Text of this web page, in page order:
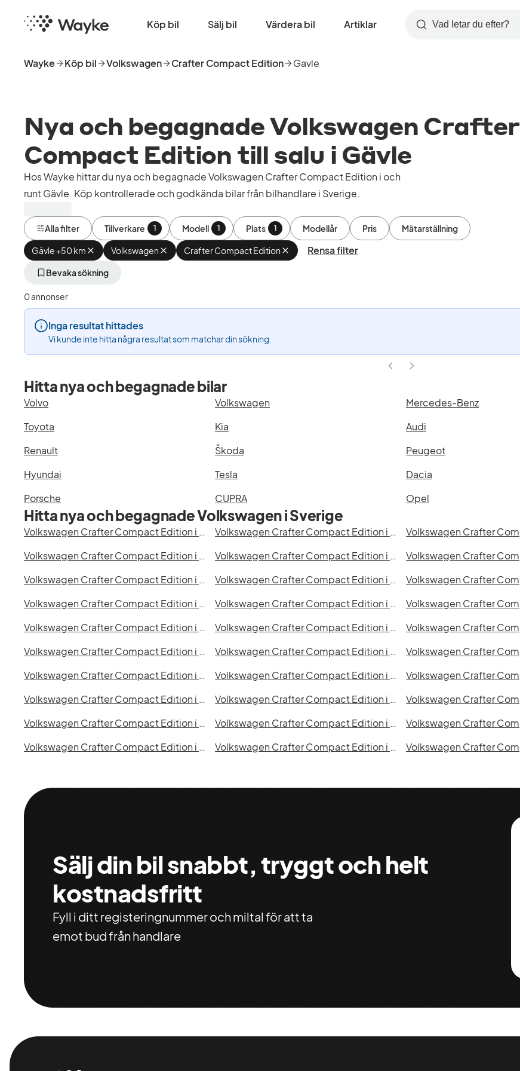
huvudinnehåll
Startsida Köp bil Sälj bil Värdera bil Artiklar Sök
Wayke Köp bil Volkswagen Crafter Compact Edition Gavle
Nya och begagnade Volkswagen Crafter
Compact Edition till salu i Gävle
Hos Wayke hittar du nya och begagnade Volkswagen Crafter Compact Edition i och
runt Gävle. Köp kontrollerade och godkända bilar från bilhandlare i Sverige.
Alla filter Tillverkare 1 Modell 1 Plats 1 Modellår Pris Mätarställning
Gävle +50 km Ta
bort
aktivt
(Plats)
Volkswagen Ta
bort
Crafter Compact Edition Ta
bort
Rensa filter
Bevaka sökning
0 annonser
Inga resultat hittades
Vi kunde inte hitta några resultat som matchar din sökning.
Hitta nya och begagnade bilar
Volvo Volkswagen Mercedes-Benz
Toyota
Kia Audi
Renault
Škoda Peugeot
Hyundai
Tesla Dacia
Porsche
CUPRA Opel
Hitta nya och begagnade Volkswagen i Sverige
Volkswagen Crafter Compact Edition i Stockholm Volkswagen Crafter Compact Edition i Göteborg
Volkswagen Crafter Compact Edition i Malmö
Volkswagen Crafter Compact Edition i Örebro
Volkswagen Crafter Compact Edition i Uppsala
Volkswagen Crafter Compact Edition i Västerås
Volkswagen Crafter Compact Edition i Eskilstuna
Volkswagen Crafter Compact Edition i Kalmar
Volkswagen Crafter Compact Edition i Kristianstad
Volkswagen Crafter Compact Edition i Sundsvall
Volkswagen Crafter Compact Edition i Borås
Volkswagen Crafter Compact Edition i Falkenberg
Volkswagen Crafter Compact Edition i Lund
Volkswagen Crafter Compact Edition i Mönsterås
Volkswagen Crafter Compact Edition i Ystad
Volkswagen Crafter Compact Edition i Östersund
Volkswagen Crafter Compact Edition i Nyköping
Volkswagen Crafter Compact Edition i Oskarshamn
Volkswagen Crafter Compact Edition i Skövde
Volkswagen Crafter Compact Edition i Trollhättan
Sälj din bil snabbt, tryggt och helt
kostnadsfritt
Fyll i ditt registeringnummer och miltal för att ta
emot bud från handlare